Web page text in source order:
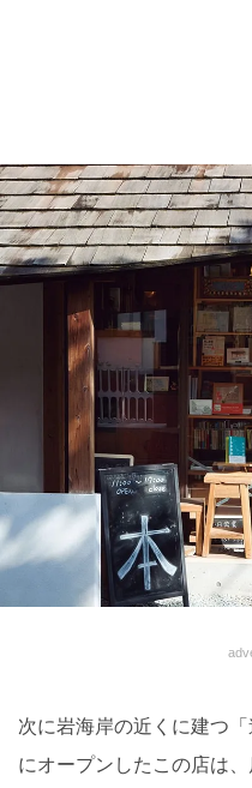
次に岩海岸の近くに建つ
にオープンしたこの店は